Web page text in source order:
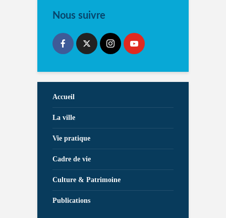
Nous suivre
Accueil
La ville
Vie pratique
Cadre de vie
Culture & Patrimoine
Publications